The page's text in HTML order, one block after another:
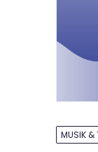
MUSIK &